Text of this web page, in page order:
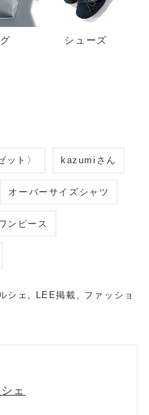
シューズ
ト〉 kazumiさん
オーバーサイズシャツ
ンピース
シェ LEE掲載
ファッショ
ェ